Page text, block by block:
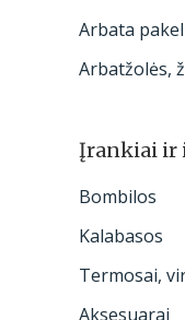
Arbata
Arbatžolės,
Įrankiai ir
Bombilos
Kalabasos
Termosai,
Aksesuarai